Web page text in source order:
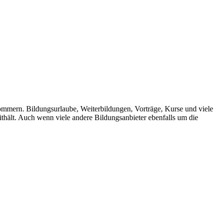
Bildungsurlaube, Weiterbildungen, Vorträge, Kurse und viele
Auch wenn viele andere Bildungsanbieter ebenfalls um die